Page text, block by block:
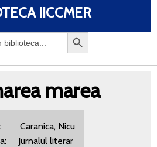
IICCMER
marea
Caranica, Nicu
Jurnalul literar